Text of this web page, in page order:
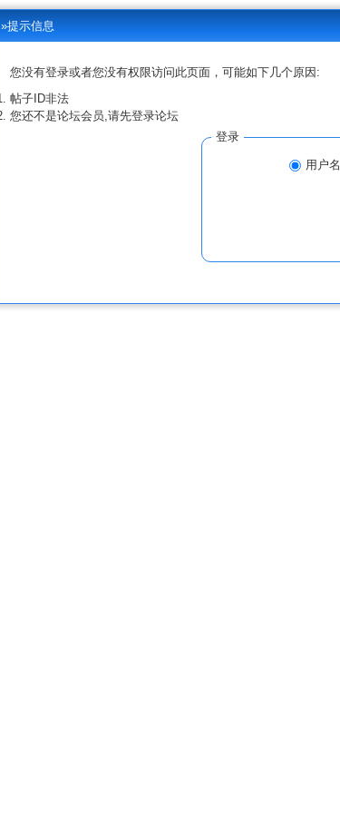
»提示信息
您没有登录或者您没有权限访问此页面，可能如下几个原因:
帖子ID非法
您还不是论坛会员,请先登录论坛
登录
用户名